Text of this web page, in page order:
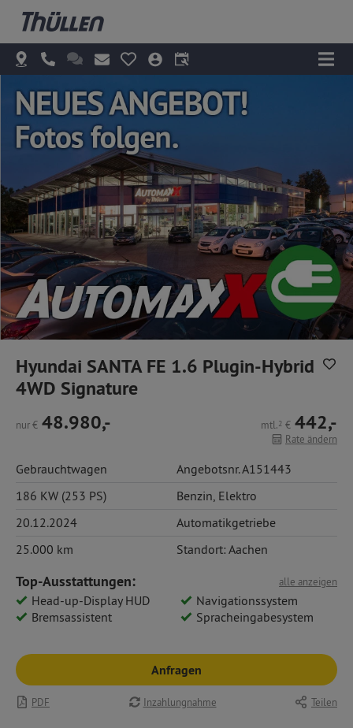
Hyundai SANTA FE 1.6 Plugin-Hybrid
4WD Signature
nur€ 48.980,- mtl.2 € 442,-
Rate ändern
Gebrauchtwagen
Angebotsnr. A151443
186 KW (253 PS)
Benzin, Elektro
20.12.2024
Automatikgetriebe
25.000 km
Standort: Aachen
alle anzeigen
Top-Ausstattungen:
Head-up-Display HUD
Navigationssystem
Bremsassistent
Spracheingabesystem
Anfragen
PDF Inzahlungnahme Teilen